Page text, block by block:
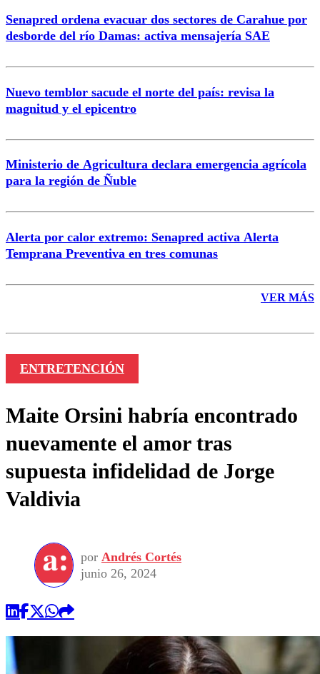
Correo
Senapred ordena evacuar dos sectores de Carahue por
desborde del río Damas: activa mensajería SAE
Nuevo temblor sacude el norte del país: revisa la
magnitud y el epicentro
Ministerio de Agricultura declara emergencia agrícola
para la región de Ñuble
Alerta por calor extremo: Senapred activa Alerta
Temprana Preventiva en tres comunas
VER MÁS
ENTRETENCIÓN
Maite Orsini habría encontrado
nuevamente el amor tras
supuesta infidelidad de Jorge
Valdivia
por Andrés Cortés
junio 26, 2024